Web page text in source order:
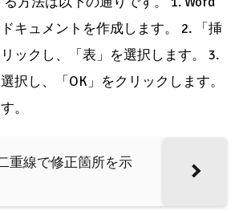
キュメントを作成します。 2. 「挿
ックし、「表」を選択します。 3.
択し、「OK」をクリックします。
。
重線で修正箇所を示